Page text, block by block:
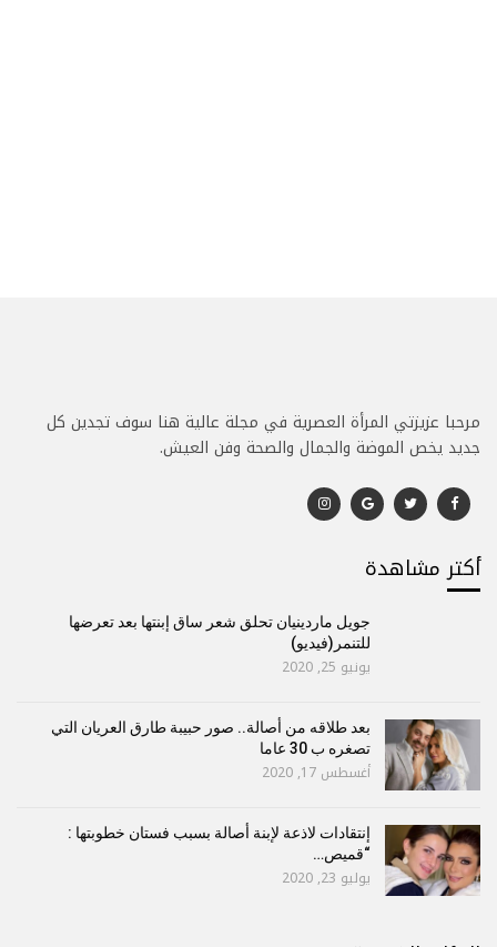
مرحبا عزيزتي المرأة العصرية في مجلة عالية هنا سوف تجدين كل
جديد يخص الموضة والجمال والصحة وفن العيش.
أكتر مشاهدة
جويل ماردينيان تحلق شعر ساق إبنتها بعد تعرضها
للتنمر(فيديو)
يونيو 25, 2020
بعد طلاقه من أصالة.. صور حبيبة طارق العريان التي
تصغره ب 30 عاما
أغسطس 17, 2020
إنتقادات لاذعة لإبنة أصالة بسبب فستان خطوبتها :
“قميص…
يوليو 23, 2020